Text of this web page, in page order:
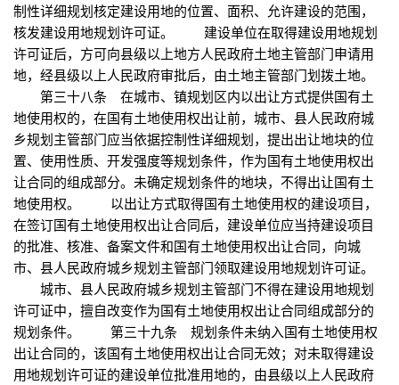
制性详细规划核定建设用地的位置、面积、允许建设的范围，
核发建设用地规划许可证。 建设单位在取得建设用地规划
许可证后，方可向县级以上地方人民政府土地主管部门申请用
地，经县级以上人民政府审批后，由土地主管部门划拨土地。
第三十八条 在城市、镇规划区内以出让方式提供国有土
地使用权的，在国有土地使用权出让前，城市、县人民政府城
乡规划主管部门应当依据控制性详细规划，提出出让地块的位
置、使用性质、开发强度等规划条件，作为国有土地使用权出
让合同的组成部分。未确定规划条件的地块，不得出让国有土
地使用权。 以出让方式取得国有土地使用权的建设项目，
在签订国有土地使用权出让合同后，建设单位应当持建设项目
的批准、核准、备案文件和国有土地使用权出让合同，向城
市、县人民政府城乡规划主管部门领取建设用地规划许可证。
城市、县人民政府城乡规划主管部门不得在建设用地规划
许可证中，擅自改变作为国有土地使用权出让合同组成部分的
规划条件。 第三十九条 规划条件未纳入国有土地使用权
出让合同的，该国有土地使用权出让合同无效；对未取得建设
用地规划许可证的建设单位批准用地的，由县级以上人民政府